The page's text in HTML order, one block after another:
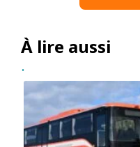
À lire aussi